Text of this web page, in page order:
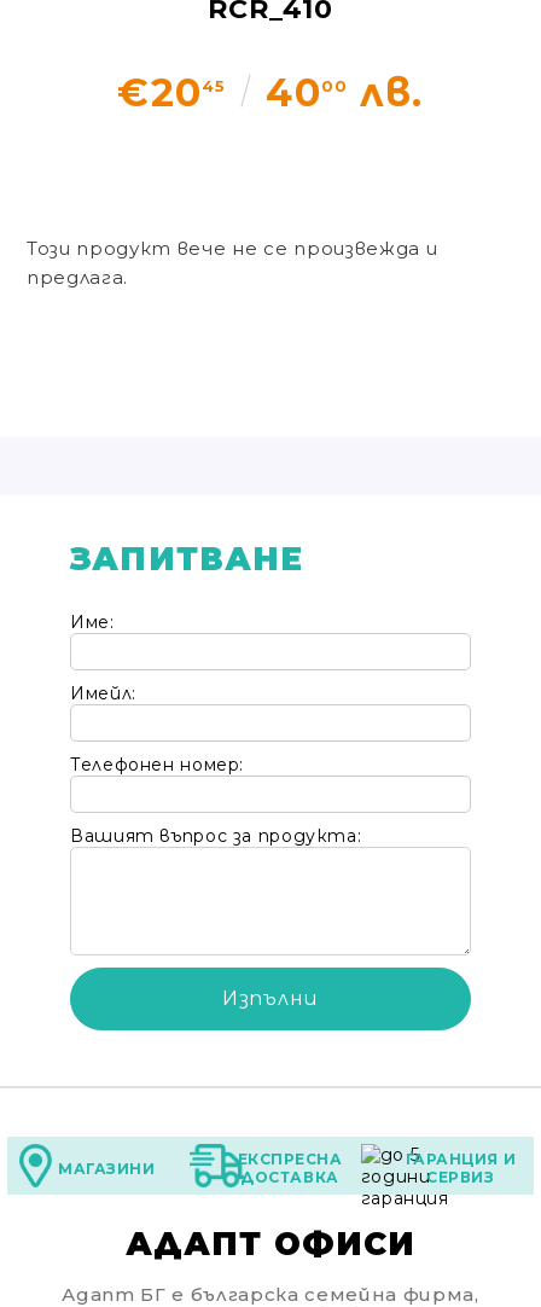
Контакти
RCR_410
Този продукт вече не се произвежда и
предлага.
€2045 4000 лв.
ЗАПИТВАНЕ
Име:
Имейл:
Телефонен номер:
Вашият въпрос за продукта:
МАГАЗИНИ
ЕКСПРЕСНА
ДОСТАВКА
ГАРАНЦИЯ И
СЕРВИЗ
АДАПТ ОФИСИ
Адапт БГ е българска семейна фирма,